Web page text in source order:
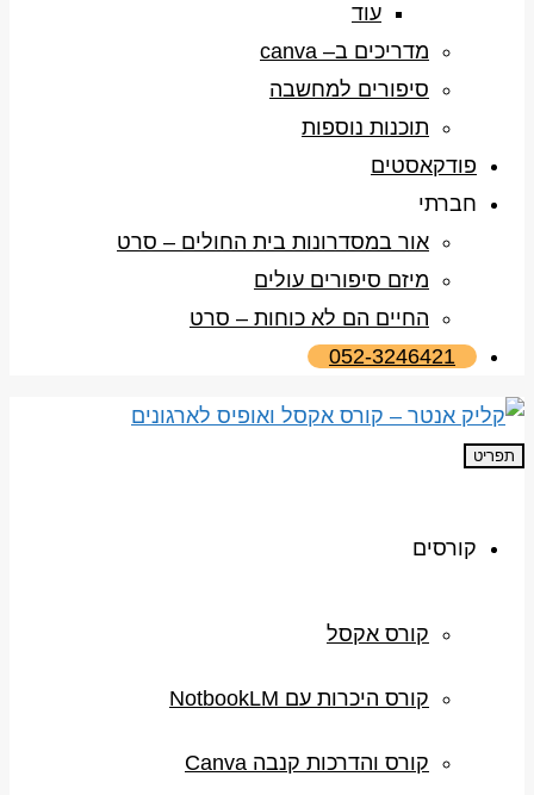
עוד
מדריכים ב– canva
סיפורים למחשבה
תוכנות נוספות
פודקאסטים
חברתי
אור במסדרונות בית החולים – סרט
מיזם סיפורים עולים
החיים הם לא כוחות – סרט
052-3246421
תפריט
קורסים
קורס אקסל
קורס היכרות עם NotbookLM
קורס והדרכות קנבה Canva